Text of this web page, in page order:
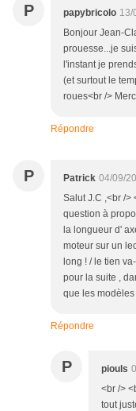
P papybricolo 13/
Bonjour Jean-
prouesse...je
l'instant je
(et surtout le
roues<br />
Répondre
P Patrick 04/09/
Salut J.C ,<br />
question à
la longueur d'
moteur sur un
long ! / le tien
pour la suite ,
que les
Répondre
P piouls
<br />
tout